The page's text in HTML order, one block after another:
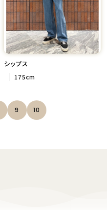
シップス
175cm
9 10